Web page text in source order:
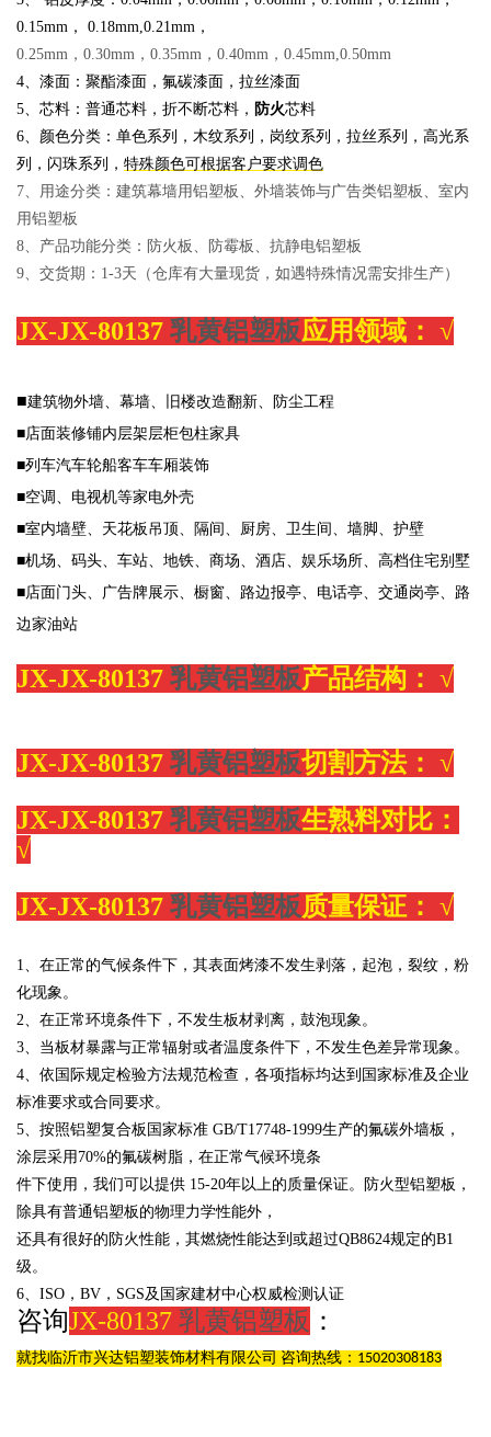
0.15mm， 0.18mm,0.21mm，
0.25mm，0.30mm，0.35mm，0.40mm，0.45mm,0.50mm
4、漆面：聚酯漆面，氟碳漆面，拉丝漆面
5、芯料：普通芯料，折不断芯料， 防火芯料
6、颜色分类：单色系列，木纹系列，岗纹系列，拉丝系列，高光系
列，闪珠系列， 特殊颜色可根据客户要求调色
7、用途分类：建筑幕墙用铝塑板、外墙装饰与广告类铝塑板、室内
用铝塑板
8、产品功能分类：防火板、防霉板、抗静电铝塑板
9、交货期：1-3天（仓库有大量现货，如遇特殊情况需安排生产）
JX-JX-80137 乳黄铝塑板应用领域： √
■建筑物外墙、幕墙、旧楼改造翻新、防尘工程
■店面装修铺内层架层柜包柱家具
■列车汽车轮船客车车厢装饰
■空调、电视机等家电外壳
■室内墙壁、天花板吊顶、隔间、厨房、卫生间、墙脚、护壁
■机场、码头、车站、地铁、商场、酒店、娱乐场所、高档住宅别墅
■店面门头、广告牌展示、橱窗、路边报亭、电话亭、交通岗亭、路
边家油站
JX-JX-80137 乳黄铝塑板产品结构： √
JX-JX-80137 乳黄铝塑板切割方法： √
JX-JX-80137 乳黄铝塑板生熟料对比：
√
JX-JX-80137 乳黄铝塑板质量保证： √
1、在正常的气候条件下，其表面烤漆不发生剥落，起泡，裂纹，粉
化现象。
2、在正常环境条件下，不发生板材剥离，鼓泡现象。
3、当板材暴露与正常辐射或者温度条件下，不发生色差异常现象。
4、依国际规定检验方法规范检查，各项指标均达到国家标准及企业
标准要求或合同要求。
5、按照铝塑复合板国家标准 GB/T17748-1999生产的氟碳外墙板，
涂层采用 70%的氟碳树脂，在正常气候环境条
件下使用，我们可以提供 15-20年以上的质量保证。防火型铝塑板，
除具有普通铝塑板的物理力学性能外，
还具有很好的防火性能，其燃烧性能达到或超过QB8624规定的B1
级。
6、 ISO，BV，SGS及国家建材中心权威检测认证
咨询JX-80137 乳黄铝塑板 ：
就找临沂市兴达铝塑装饰材料有限公司 咨询热线：15020308183